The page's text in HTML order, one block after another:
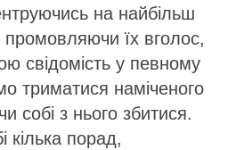
на найбільш
їх вголос,
свідомість у певному
триматися наміченого
собі з нього збитися.
кілька порад,